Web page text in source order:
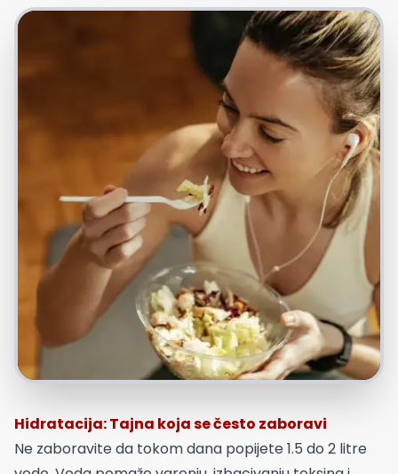
Foto: Freepik.com
Hidratacija: Tajna koja se često zaboravi
Ne zaboravite da tokom dana popijete 1.5 do 2 litre